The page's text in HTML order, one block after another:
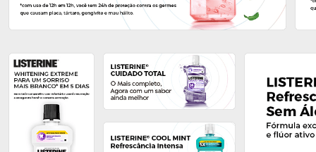
Ativar Desconto
Comprar sem Desconto
Por R$ 24,99/cada
Comprar sem Desconto
Por R$ 24,99/cada
Ativar Desconto
Comprar sem Desconto
Por R$ 24,99/cada
Comprar sem Desconto
Por R$ 24,99/cada